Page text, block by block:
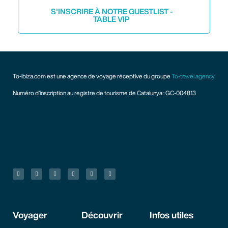
S'INSCRIRE À NOTRE GUESTLIST -
TABLE VIP
To-ibiza.com est une agence de voyage réceptive du groupe To-travel.agency
Numéro d’inscription au registre de tourisme de Catalunya : GC-004813
Voyager Découvrir Infos utiles